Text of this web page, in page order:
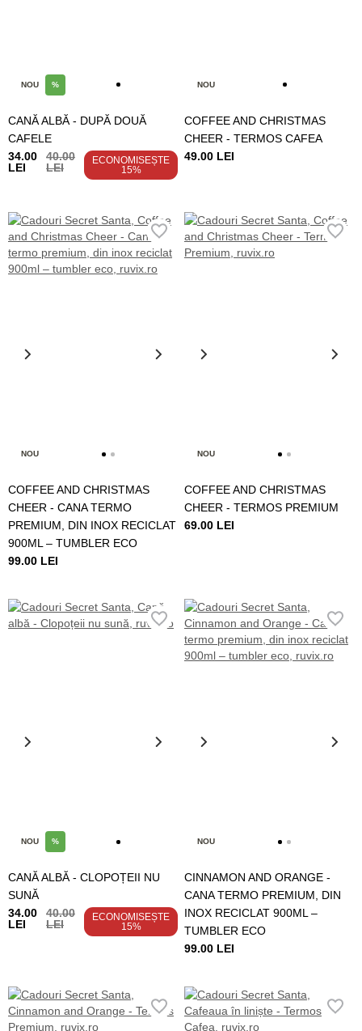
NOU %
CANĂ ALBĂ - DUPĂ DOUĂ
CAFELE
34.00
LEI
40.00
LEI
ECONOMISEȘTE
15%
NOU
COFFEE AND CHRISTMAS
CHEER - TERMOS CAFEA
49.00 LEI
NOU
COFFEE AND CHRISTMAS
CHEER - CANA TERMO
PREMIUM, DIN INOX RECICLAT
900ML – TUMBLER ECO
99.00 LEI
NOU
COFFEE AND CHRISTMAS
CHEER - TERMOS PREMIUM
69.00 LEI
NOU %
CANĂ ALBĂ - CLOPOȚEII NU
SUNĂ
34.00
LEI
40.00
LEI
ECONOMISEȘTE
15%
NOU
CINNAMON AND ORANGE -
CANA TERMO PREMIUM, DIN
INOX RECICLAT 900ML –
TUMBLER ECO
99.00 LEI